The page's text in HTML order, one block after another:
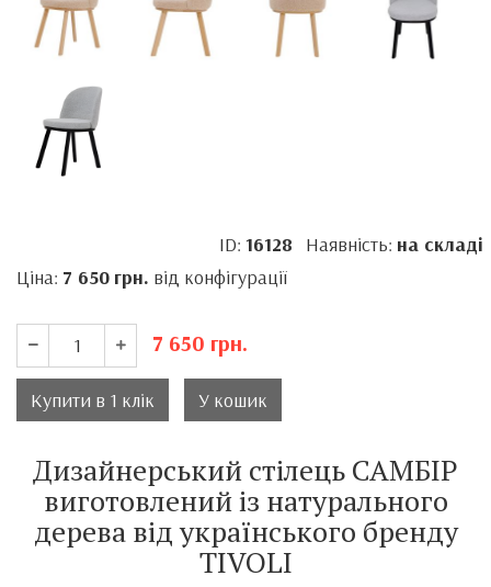
ID: 16128 Наявність: на складі
Ціна: 7 650 грн. від конфігурації
7 650 грн.
Купити в 1 клік У кошик
Дизайнерський стілець САМБІР
виготовлений із натурального
дерева від українського бренду
TIVOLI